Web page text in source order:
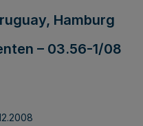
Hamburg
– 03.56-1/08